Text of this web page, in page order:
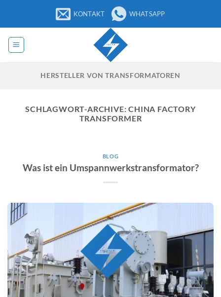
springen
KONTAKT WHATSAPP
HERSTELLER VON TRANSFORMATOREN
SCHLAGWORT-ARCHIVE:CHINA FACTORY
TRANSFORMER
BLOG
Was ist ein Umspannwerkstransformator?